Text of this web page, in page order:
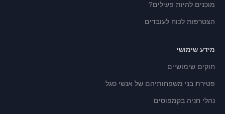
מוכנים להיות פעילים?
הצטרפות לכוח לעובדים
מידע שימושי
חוקים שימושיים
פטירת בני משפחותיהם של אנשי סגל
נהלי חניה בקמפוסים